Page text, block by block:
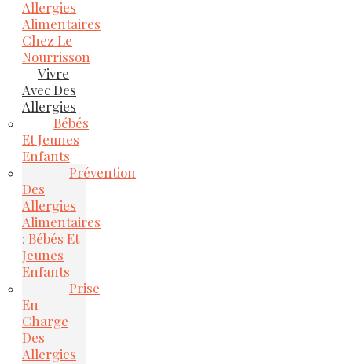
Allergies
Alimentaires
Chez Le
Nourrisson
Vivre
Avec Des
Allergies
Bébés
Et Jeunes
Enfants
Prévention
Des
Allergies
Alimentaires
: Bébés Et
Jeunes
Enfants
Prise
En
Charge
Des
Allergies